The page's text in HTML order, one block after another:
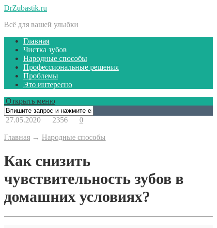
DrZubastik.ru
Всё для вашей улыбки
Главная
Чистка зубов
Народные способы
Профессиональные решения
Проблемы
Это интересно
Открыть меню
27.05.2020 2356 0
Главная → Народные способы
Как снизить
чувствительность зубов в
домашних условиях?